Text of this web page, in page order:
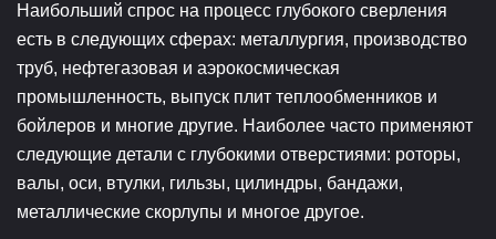
Наибольший спрос на процесс глубокого сверления
есть в следующих сферах: металлургия, производство
труб, нефтегазовая и аэрокосмическая
промышленность, выпуск плит теплообменников и
бойлеров и многие другие. Наиболее часто применяют
следующие детали с глубокими отверстиями: роторы,
валы, оси, втулки, гильзы, цилиндры, бандажи,
металлические скорлупы и многое другое.